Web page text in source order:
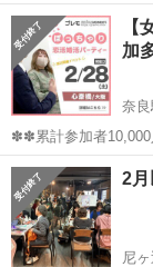
★゜･｡･｡･゜☆゜･｡･
好き男性】限定パ
奈良 奈良市
【
加
奈良
✽✽累計参加者
★゜･｡･｡･゜☆゜･｡･
奈良 奈良市
2月
尼